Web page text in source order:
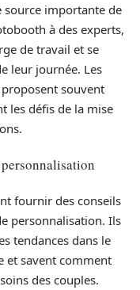
source importante de
à des experts,
de travail et se
leur journée. Les
souvent
les défis de la mise
fournir des conseils
personnalisation. Ils
tendances dans le
et savent comment
des couples.